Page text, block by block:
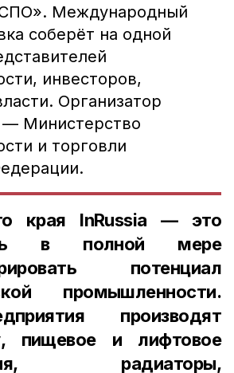
Международный
соберёт на одной
инвесторов,
Организатор
— Министерство
и торговли
края InRussia — это
в полной мере
потенциал
промышленности.
производят
пищевое и лифтовое
радиаторы,